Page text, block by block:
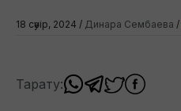
18 сәуір, 2024 / Динара Сембаева /
Тарату: